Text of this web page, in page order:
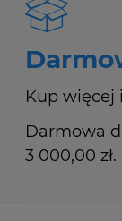
Kup więcej
Darmowa
3 000,00 zł.